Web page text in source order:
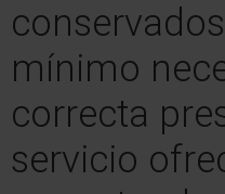
mínimo
correcta
servicio